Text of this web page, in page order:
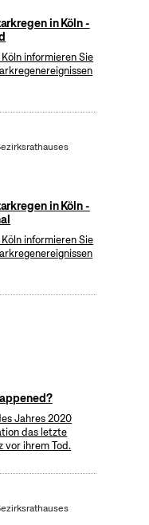
in Köln -
informieren Sie
in Köln -
informieren Sie
Jahres 2020
das letzte
vor ihrem Tod.